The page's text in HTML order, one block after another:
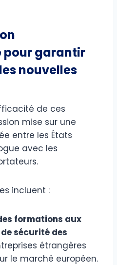
garantir
nouvelles
de ces
mise sur une
entre les États
avec les
incluent :
formations aux
sécurité des
étrangères
le marché européen.